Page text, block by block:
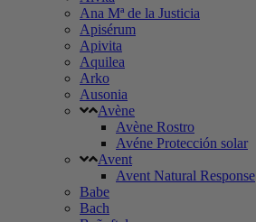
Ana Mª de la Justicia
Apisérum
Apivita
Aquilea
Arko
Ausonia
Avène
Avène Rostro
Avéne Protección solar
Avent
Avent Natural Response
Babe
Bach